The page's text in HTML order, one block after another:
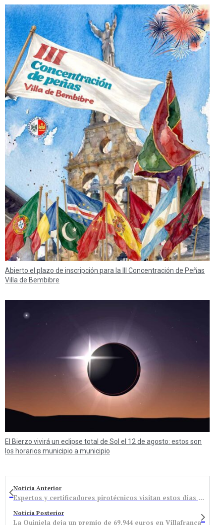
Abierto el plazo de inscripción para la III Concentración de Peñas
Villa de Bembibre
El Bierzo vivirá un eclipse total de Sol el 12 de agosto: estos son
los horarios municipio a municipio
Noticia Anterior
Expertos y certificadores pirotécnicos visitan estos días la Fundación Santa Bárbara para conocer su potencial
Noticia Posterior
La Quiniela deja un premio de 69.944 euros en Villafranca